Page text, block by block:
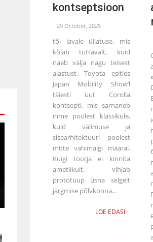
kontseptsioon
29 October, 2025
tõi lavale üllatuse, mis
kõlab tuttavalt, kuid
näeb välja nagu teisest
ajastust. Toyota esitles
Japan Mobility Show’l
täiesti uut Corolla
kontsepti, mis sarnaneb
nime poolest klassikule,
kuid välimuse ja
sisearhitektuuri poolest
mitte vähimalgi määral.
Kuigi tootja ei kinnita
ametlikult, vihjab
prototüüp üsna selgelt
järgmise põlvkonna...
LOE EDASI